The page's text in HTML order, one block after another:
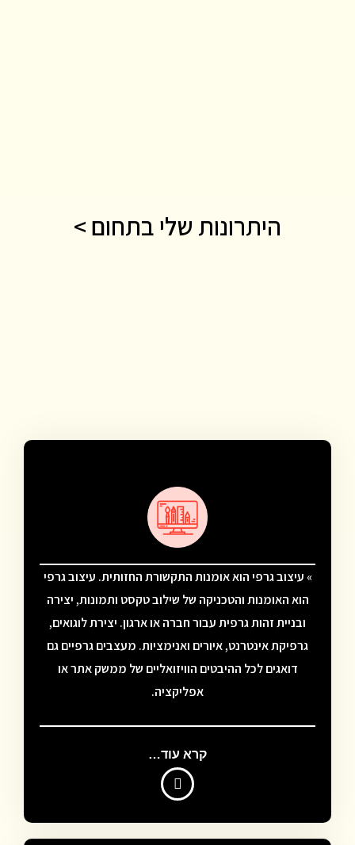
היתרונות שלי בתחום >
» עיצוב גרפי הוא אומנות התקשורת החזותית. עיצוב גרפי
הוא האומנות והטכניקה של שילוב טקסט ותמונות, יצירה
ובניית זהות גרפית עבור חברה או ארגון. יצירת לוגואים,
גרפיקת אינטרנט, איורים ואנימציות. מעצבים גרפיים גם
דואגים לכל ההיבטים הוויזואליים של ממשק אתר או
אפליקציה.
קרא עוד…